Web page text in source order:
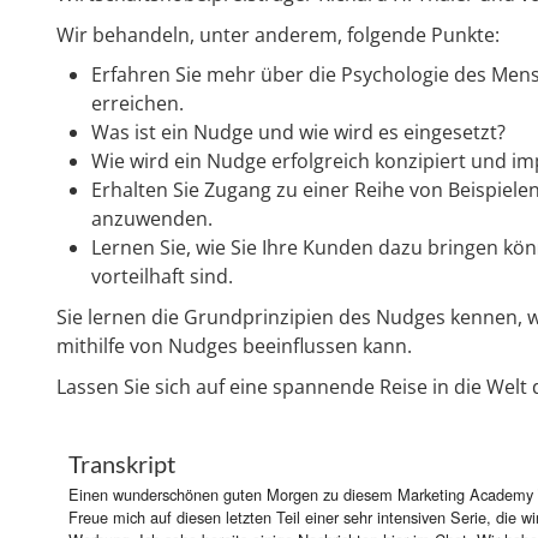
Wir behandeln, unter anderem, folgende Punkte:
Erfahren Sie mehr über die Psychologie des
erreichen.
Was ist ein Nudge und wie wird es eingesetzt?
Wie wird ein Nudge erfolgreich konzipiert und
Erhalten Sie Zugang zu einer Reihe von
anzuwenden.
Lernen Sie, wie Sie Ihre Kunden dazu bringen
vorteilhaft sind.
Sie lernen die Grundprinzipien des Nudges kennen,
mithilfe von Nudges beeinflussen kann.
Lassen Sie sich auf eine spannende Reise in die
Transkript
Einen wunderschönen guten Morgen zu diesem Marketing Academy Webinar. Ich bin da, Jamie. Und ich freue mich, euch begrüßen zu dürfen. Hier. Und. Freue mich auf diesen letzten Teil einer sehr intensiven Serie, die wir hatten, über den ganzen Monat hinweg zum Thema Facebook und Instagram Werbung. Ich sehe bereits einige Nachrichten hier im Chat. Wir haben da der Andreas, der schreibt Moin, der Frank, der schreibt Guten Morgen aus dem sonnigen Thüringen. Die Ursula schreibt Guten Morgen aus Bayern. Markus schreibt Hallo zusammen und Grüße vom Bodensee Johannes. Grüße uns auch genauso wie Claus aus dem Odenwald. Er schreibt Guten Morgen, zurück an alle! Herr Lindner schreibt Guten Morgen zusammen aus dem sonnigen Eichwald bei Stuttgart und Micha schreibt Guten Morgen aus dem Rheinland bösen Ton scheinen zu klappen. Das ist schön. Knut schreibt Guten Morgen aus Mecklenburg Vorpommern. Und ich wünsche aus Bayern einen lieben Gruß. Bei uns in Bern, in der Hauptstadt der Schweiz haben wir wunderschönes Wetter. Ich hoffe bei euch auch, dass schon fast Sommer nach einem gefühlt sehr langen Winter ist. Sehr, sehr toll. Genau, der Manfred schreibt uns einfach Hallo aus Hamburg! Sehr, sehr schön. Gerade eine direkte Nachricht. So. Und ja, dann zeige ich mal. Kurz in der Übersicht, was wir heute besprechen werden. Nämlich. Heute geht es darum, wie man live geht mit seiner Facebook Kampagne. Und die Erfolgsindikatoren im Auge behält. Das ist der letzte Teil einer fünf oder eigentlich sogar zehnteiligen Serie, die wir hatten im Mai. Wieso fünf oder zehn? Wir hatten jetzt. Über fünf Wochen hinweg hatten wir am Thema Facebook und Instagram Werbung gearbeitet. Jetzt ist es eben so Für alle, die das noch nicht wissen, wiederhole ich das gerne. Facebook. Wenn wir Facebook sagen, meinen wir immer auch Instagram. Also wenn ihr über Facebook ADS sprechen, Facebook Werbung ist immer auch Instagram damit mitgemeint, weil man kann über die gleiche Werbeplattform beide Plattformen auf beiden Plattformen Werbung schalten. Was natürlich ziemlich cool ist, weil das gibt uns eine riesen Riesenchance, eigentlich sehr effizient sehr viel Werbung zu machen für unser Business. Und wir haben eben über fünf Wochen hinweg daran gearbeitet, jeweils dienstags mit der thematischen Einführung und mittwochs mit der Arbeitsgruppe. Und vielleicht mal ganz grundsätzlich. Die Frage Wer war. Bei dieser Serie zeige ich mal zum großen größeren Teil dabei. Und wer war ist erst gerade kürzlich dazugestoßen, als meine nicht. Ja, weich waren die bei jedem Teil dabei aber wart ihr bei den meisten Teilen dabei gerne ein Jahr in den Chat? Nein. Wenn ihr es gerade dazugestoßen seid und nicht so tief im Thema drin seid. Genau da haben wir zum Beispiel der Klaus. Der ist gestern dazugestoßen. Nein, umgekehrt. Da war etwas dabei. Haste gestern hier. Genau deswegen habe ich so ein bisschen allgemein gefragt. Ursula schreibt. Ich bin ganz neu. Aber sonst habe ich alle ein Jahr gesendet, die ich zumindest sehr gerne. Außerdem können wir davon ausgehen, das Level ist grundsätzlich ziemlich hoch, also ziemlich hoch im Sinne von. Viele haben wirklich viel mitbekommen. Ursula an dich spezifisch würde ich halt wirklich empfehlen, dann die Aufzeichnungen nachzuschauen. Ich werde gleich noch mal einen kurzen Zusammenfassung machen über die über die wichtigsten Dinge, die man sich mitnehmen muss aus der Serie. Aber wir können natürlich jetzt nicht fünf Teile heute noch mal zusammenfassen. Du würdest natürlich, wenn du in die auf unserer Webseite gehst, das Marketing kann ich gerne auch kurz noch einfach den Link senden. Findest du ja mit dem Login dann alle Aufzeichnungen von der gesamten Serie. Das wäre dann auch noch die Möglichkeit. Und. Genau. Und das andere, was wir nach und nach aufbauen, ist ja unser Facebookboard. In. Dem Business Cockpit. Vielleicht hier die zweite Frage. Wer? Hat schon an dem Wort gearbeitet. Mit diesen Wort ganz kurz Ja oder nein? Wer hat schon etwas mit diesem Board gemacht? Gerne Kurz ja oder nein in den Chat? Okay. Genau das sind. Kim eigentlich da ist es die Minderheit, die mit dem Wort gearbeitet hat. Kein Problem. Natürlich. Genau da ist es auch so für die, die jetzt schon so weit sind. Die letzten zwei Chatbots sind leider noch nicht so weit, die werden wir